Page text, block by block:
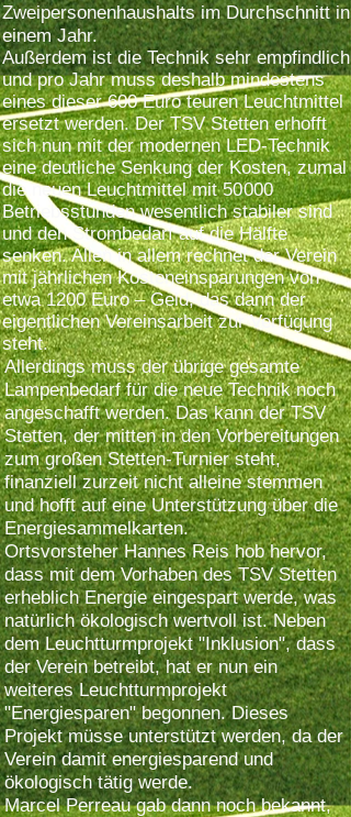
Zweipersonenhaushalts im Durchschnitt in
einem Jahr.
Außerdem ist die Technik sehr empfindlich
und pro Jahr muss deshalb mindestens
eines dieser 600 Euro teuren Leuchtmittel
ersetzt werden. Der TSV Stetten erhofft
sich nun mit der modernen LED-Technik
eine deutliche Senkung der Kosten, zumal
die neuen Leuchtmittel mit 50 000
Betriebsstunden wesentlich stabiler sind
und den Strombedarf auf die Hälfte
senken. Allen in allem rechnet der Verein
mit jährlichen Kosteneinsparungen von
etwa 1200 Euro – Geld, das dann der
eigentlichen Vereinsarbeit zur Verfügung
steht.
Allerdings muss der übrige gesamte
Lampenbedarf für die neue Technik noch
angeschafft werden. Das kann der TSV
Stetten, der mitten in den Vorbereitungen
zum großen Stetten-Turnier steht,
finanziell zurzeit nicht alleine stemmen
und hofft auf eine Unterstützung über die
Energiesammelkarten.
Ortsvorsteher Hannes Reis hob hervor,
dass mit dem Vorhaben des TSV Stetten
erheblich Energie eingespart werde, was
natürlich ökologisch wertvoll ist. Neben
dem Leuchtturmprojekt "Inklusion", dass
der Verein betreibt, hat er nun ein
weiteres Leuchtturmprojekt
"Energiesparen" begonnen. Dieses
Projekt müsse unterstützt werden, da der
Verein damit energiesparend und
ökologisch tätig werde.
Marcel Perreau gab dann noch bekannt,